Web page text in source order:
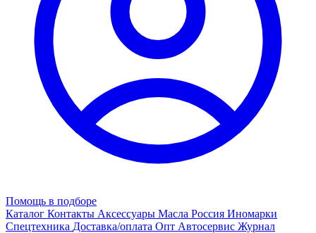
Помощь в подборе
Каталог Контакты Аксессуары Масла Россия Иномарки
Спецтехника Доставка/оплата Опт Автосервис Журнал